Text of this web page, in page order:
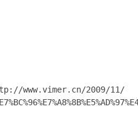
www.vimer.cn/2009/11/